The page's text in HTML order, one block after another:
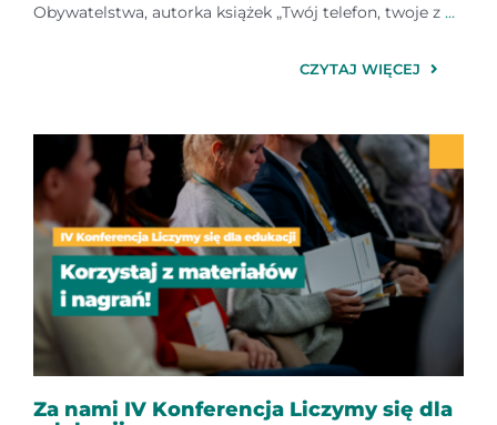
Obywatelstwa, autorka książek „Twój telefon, twoje z...
CZYTAJ WIĘCEJ
Za nami IV Konferencja Liczymy się dla